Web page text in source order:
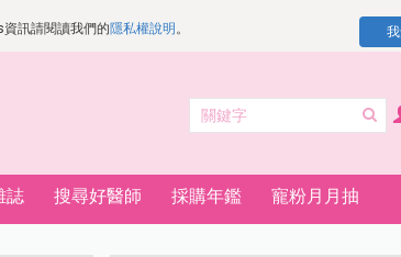
訊請閱讀我們的隱私權說明 。
誌 搜尋好醫師 採購年鑑 寵粉月月抽